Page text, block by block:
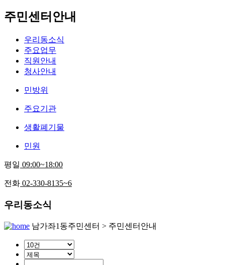
주민센터안내
우리동소식
주요업무
직원안내
청사안내
민방위
주요기관
생활폐기물
민원
평일 09:00~18:00
전화 02-330-8135~6
우리동소식
남가좌1동주민센터 > 주민센터안내